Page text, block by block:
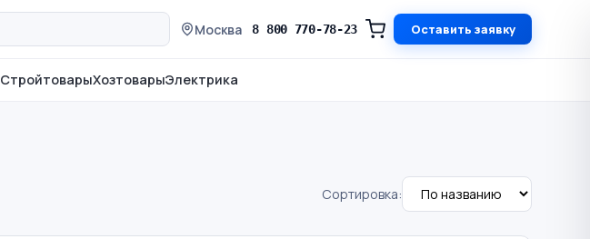
Москва 8 800 770-78-23 Оставить заявку
СтройтоварыХозтоварыЭлектрика
Сортировка: